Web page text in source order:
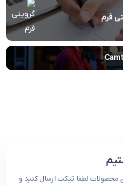
فرم
محصولات لطفا تیکت ارسال کنید و